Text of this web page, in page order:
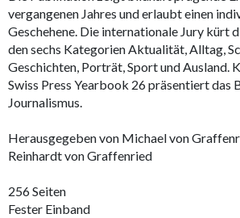
vergangenen Jahres und erlaubt einen
Geschehene. Die internationale Jury kürt
den sechs Kategorien Aktualität, Alltag,
Geschichten, Porträt, Sport und Ausland.
Swiss Press Yearbook 26 präsentiert das
Journalismus.
Herausgegeben von Michael von
Reinhardt von Graffenried
256 Seiten
Fester Einband